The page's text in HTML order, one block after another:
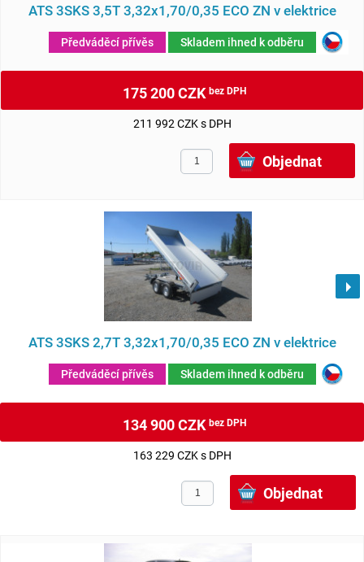
ATS 3SKS 3,5T 3,32x1,70/0,35 ECO ZN v elektrice
Předváděcí přívěs Skladem ihned k odběru
175 200 CZKbez DPH
211 992 CZK s DPH
ATS 3SKS 2,7T 3,32x1,70/0,35 ECO ZN v elektrice
Předváděcí přívěs Skladem ihned k odběru
134 900 CZKbez DPH
163 229 CZK s DPH